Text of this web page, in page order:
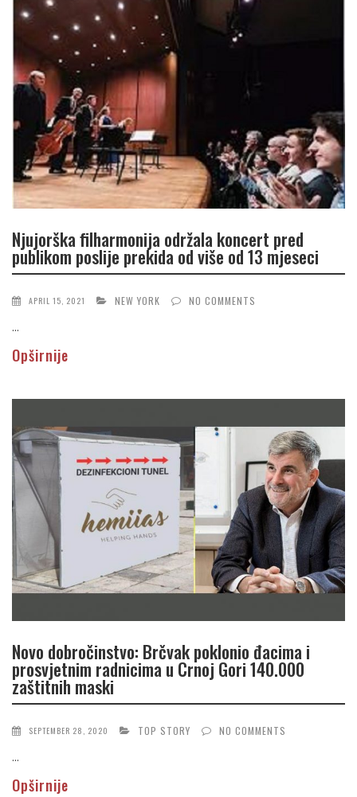
Njujorška filharmonija održala koncert pred
publikom poslije prekida od više od 13 mjeseci
APRIL 15, 2021 NEW YORK NO COMMENTS
...
Opširnije
Novo dobročinstvo: Brčvak poklonio đacima i
prosvjetnim radnicima u Crnoj Gori 140.000
zaštitnih maski
SEPTEMBER 28, 2020 TOP STORY NO COMMENTS
...
Opširnije